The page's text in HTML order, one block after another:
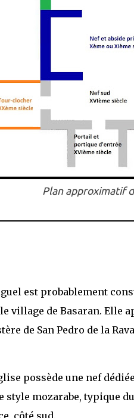
Plan approximatif
est probablement
village de Basaran. Elle
de San Pedro de la
possède une nef
style mozarabe, typique
côté sud.